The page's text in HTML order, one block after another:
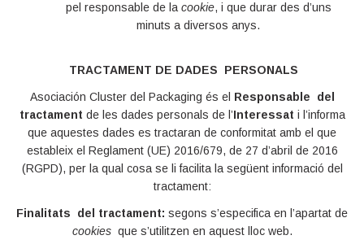
pel responsable de la cookie, i que durar des d’uns
minuts a diversos anys.
TRACTAMENT DE DADES PERSONALS
Asociación Cluster del Packaging és el Responsable del
tractament de les dades personals de l’Interessat i l’informa
que aquestes dades es tractaran de conformitat amb el que
estableix el Reglament (UE) 2016/679, de 27 d’abril de 2016
(RGPD), per la qual cosa se li facilita la següent informació del
tractament:
Finalitats del tractament: segons s’especifica en l’apartat de
cookies que s’utilitzen en aquest lloc web.